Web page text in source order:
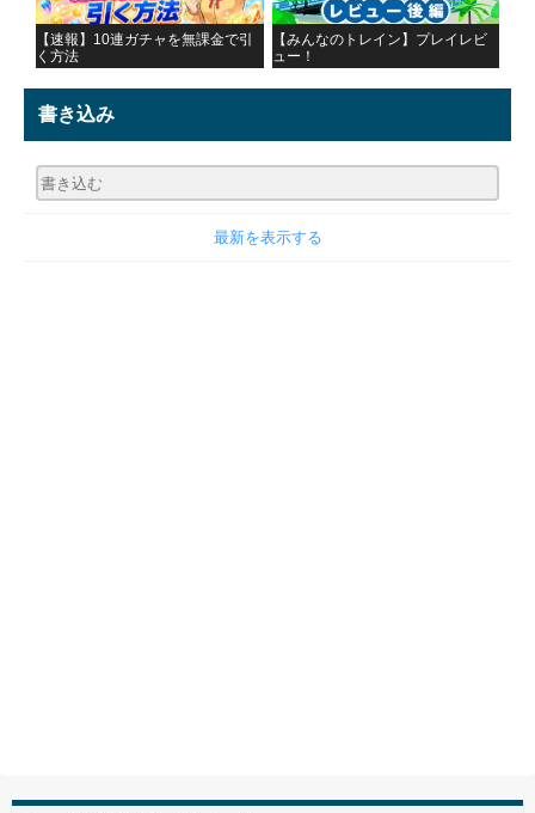
【速報】10連ガチャを無課金で引
く方法
【みんなのトレイン】プレイレビ
ュー！
書き込み
最新を表示する